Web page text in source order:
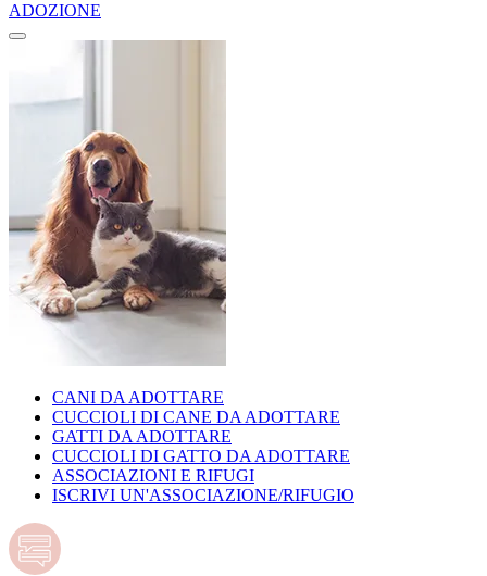
ADOZIONE
CANI DA ADOTTARE
CUCCIOLI DI CANE DA ADOTTARE
GATTI DA ADOTTARE
CUCCIOLI DI GATTO DA ADOTTARE
ASSOCIAZIONI E RIFUGI
ISCRIVI UN'ASSOCIAZIONE/RIFUGIO